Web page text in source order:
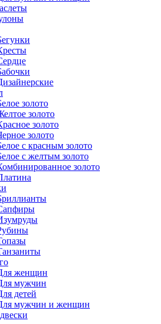
золото
золото
золото
золото
с красным золото
с желтым золото
золото
женщин
мужчин
детей
мужчин и женщин